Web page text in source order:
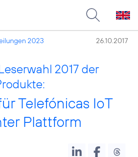
2023 26.10.2017
2017 der
Telefónicas IoT
Plattform